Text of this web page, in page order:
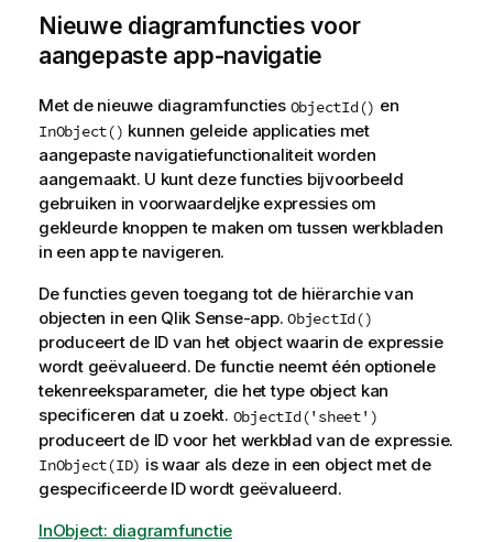
Nieuwe diagramfuncties voor
aangepaste app-navigatie
Met de nieuwe diagramfuncties ObjectId() en
InObject() kunnen geleide applicaties met
aangepaste navigatiefunctionaliteit worden
aangemaakt. U kunt deze functies bijvoorbeeld
gebruiken in voorwaardeljke expressies om
gekleurde knoppen te maken om tussen werkbladen
in een app te navigeren.
De functies geven toegang tot de hiërarchie van
objecten in een Qlik Sense-app. ObjectId()
produceert de ID van het object waarin de expressie
wordt geëvalueerd. De functie neemt één optionele
tekenreeksparameter, die het type object kan
specificeren dat u zoekt. ObjectId('sheet')
produceert de ID voor het werkblad van de expressie.
InObject(ID) is waar als deze in een object met de
gespecificeerde ID wordt geëvalueerd.
InObject: diagramfunctie